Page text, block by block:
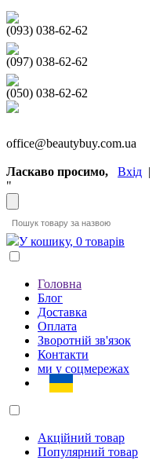
(093) 038-62-62
(097) 038-62-62
(050) 038-62-62
office@beautybuy.com.ua
Ласкаво просимо, Вхід |
"
У кошику, 0 товарів
Головна
Блог
Доставка
Оплата
Зворотній зв'язок
Контакти
ми у соцмережах
Акційний товар
Популярний товар